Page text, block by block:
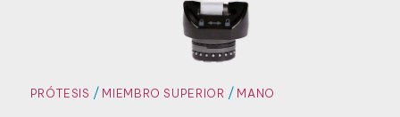
PRÓTESIS / MIEMBRO SUPERIOR / MANO